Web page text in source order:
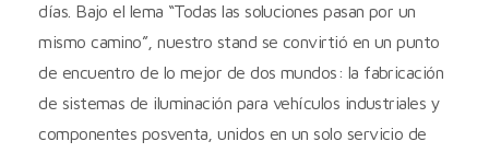
días. Bajo el lema “Todas las soluciones pasan por un
mismo camino”, nuestro stand se convirtió en un punto
de encuentro de lo mejor de dos mundos: la fabricación
de sistemas de iluminación para vehículos industriales y
componentes posventa, unidos en un solo servicio de